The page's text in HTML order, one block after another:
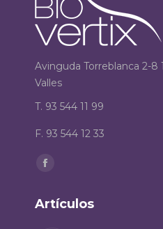
Avinguda Torreblanca 2-8
Valles
T. 93 544 11 99
F. 93 544 12 33
Encuéntranos en:
opens
Artículos